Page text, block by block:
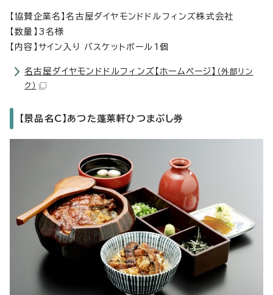
【協賛企業名】名古屋ダイヤモンドドルフィンズ株式会社
【数量】3名様
【内容】サイン入り バスケットボール1個
名古屋ダイヤモンドドルフィンズ【ホームページ】 （外部リン
ク）
【景品名C】あつた蓬莱軒ひつまぶし券